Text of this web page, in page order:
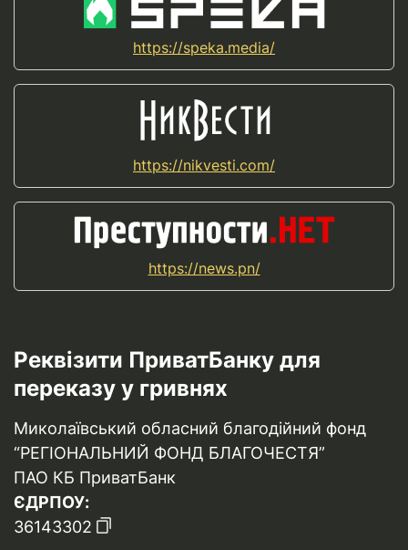
https://speka.media/
https://nikvesti.com/
https://news.pn/
Реквізити ПриватБанку для
переказу у гривнях
Миколаївський обласний благодійний фонд
“РЕГІОНАЛЬНИЙ ФОНД БЛАГОЧЕСТЯ”
ПАО КБ ПриватБанк
ЄДРПОУ:
36143302